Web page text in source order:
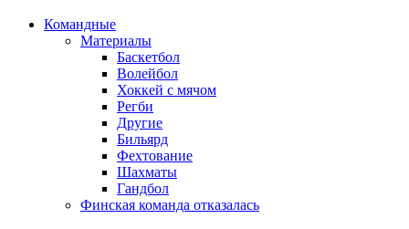
Командные
Материалы
Баскетбол
Волейбол
Хоккей с мячом
Регби
Другие
Бильярд
Фехтование
Шахматы
Гандбол
Финская команда отказалась